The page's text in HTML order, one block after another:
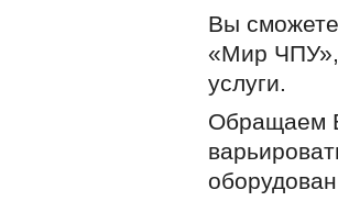
Вы
«Мир ЧПУ»,
услуги.
Обращаем